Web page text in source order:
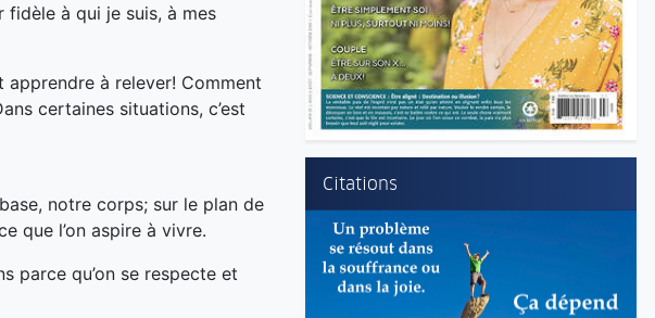
Citations
fidèle à qui je suis, à mes
apprendre à relever! Comment
certaines situations, c’est
notre corps; sur le plan de
que l’on aspire à vivre.
parce qu’on se respecte et